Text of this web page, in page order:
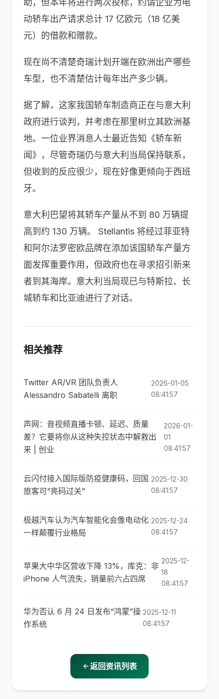
助，但本年将进行两次投标，约请企业为电
动轿车出产请求总计 17 亿欧元（18 亿美
元）的借款和赠款。
现在尚不清楚奇瑞计划开端在欧洲出产哪些
车型，也不清楚估计每年出产多少辆。
据了解，这家我国轿车制造商正在与意大利
政府进行谈判，并考虑在那里树立其欧洲基
地。一位业界消息人士最近告知《轿车新
闻》，尽管奇瑞仍与意大利当局保持联系，
但收到的反应很少，现在好像更倾向于西班
牙。
意大利巴望将其轿车产量从不到 80 万辆提
高到约 130 万辆。 Stellantis 将经过菲亚特
和阿尔法罗密欧品牌在添加该国轿车产量方
面发挥重要作用，但政府也在寻求招引新来
者到其海岸。意大利当局现已与特斯拉、长
城轿车和比亚迪进行了对话。
相关推荐
Twitter AR/VR 团队负责人
Alessandro Sabatelli 离职
2026-01-05
08:41:57
声网：音视频直播卡顿、延迟、质量
差？它要将你从这种失控状态中解救出
来 | 创业
2026-01-
01
08:41:57
云闪付接入国际版防疫健康码，回国
旅客可“亮码过关”
2025-12-30
08:41:57
极越汽车认为汽车智能化会像电动化
一样颠覆行业格局
2025-12-24
08:41:57
苹果大中华区营收下降 13%，库克：非
iPhone 人气流失，销量前六占四席
2025-12-
18
08:41:57
华为否认 6 月 24 日发布“鸿蒙”操
作系统
2025-12-11
08:41:57
返回资讯列表